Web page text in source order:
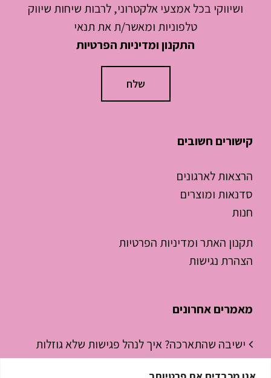
ושיווקי בכל אמצעי אלקטרוני, לרבות שיחות שיווק
טלפוניות ומאשר/ת את תנאי
התקנון ומדיניות הפרטיות
קישורים חשובים
הרצאות לארגונים
סדנאות ומוצרים
חנות
תקנון האתר ומדיניות הפרטיות
הצהרת נגישות
מאמרים אחרונים
ישיבה שהתארכה? איך לנהל פגישות שלא גוזלות
חצי יום עבודה